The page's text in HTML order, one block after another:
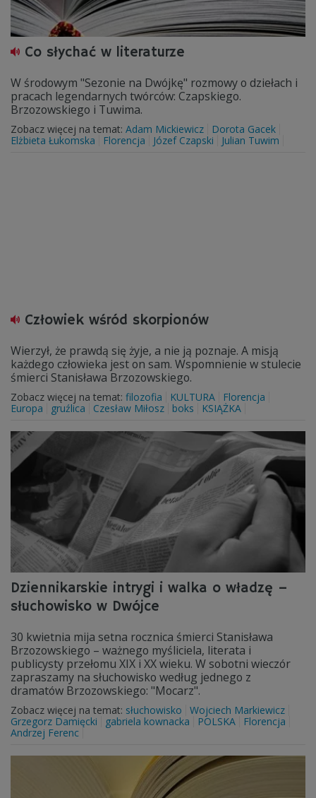
Co słychać w literaturze
W środowym "Sezonie na Dwójkę" rozmowy o dziełach i
pracach legendarnych twórców: Czapskiego.
Brzozowskiego i Tuwima.
Zobacz więcej na temat: Adam Mickiewicz
Dorota Gacek
Elżbieta Łukomska
Florencja Józef Czapski Julian Tuwim
Człowiek wśród skorpionów
Wierzył, że prawdą się żyje, a nie ją poznaje. A misją
każdego człowieka jest on sam. Wspomnienie w stulecie
śmierci Stanisława Brzozowskiego.
Zobacz więcej na temat: filozofia KULTURA
Florencja
Europa
gruźlica Czesław Miłosz boks KSIĄŻKA
Dziennikarskie intrygi i walka o władzę –
słuchowisko w Dwójce
30 kwietnia mija setna rocznica śmierci Stanisława
Brzozowskiego – ważnego myśliciela, literata i
publicysty przełomu XIX i XX wieku. W sobotni wieczór
zapraszamy na słuchowisko według jednego z
dramatów Brzozowskiego: "Mocarz".
Zobacz więcej na temat: słuchowisko
Wojciech Markiewicz
Grzegorz Damięcki
gabriela kownacka POLSKA
Florencja
Andrzej Ferenc